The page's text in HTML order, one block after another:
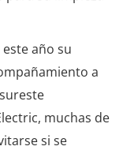
año su
a
muchas de
si se